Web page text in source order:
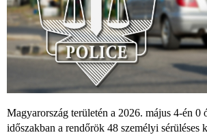
Magyarország területén a 2026. május 4-én 0
időszakban a rendőrök 48 személyi sérüléses